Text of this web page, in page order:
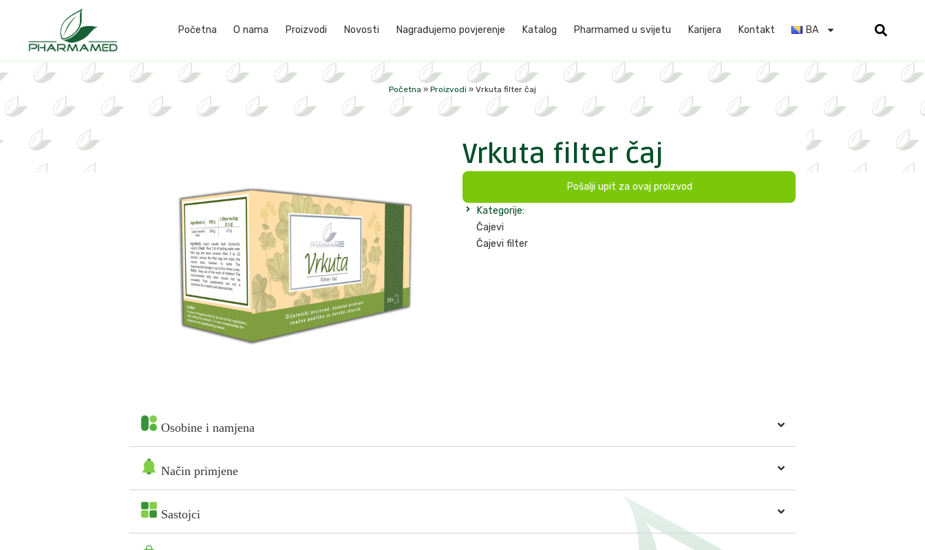
Početna O nama Proizvodi Novosti Nagrađujemo povjerenje Katalog Pharmamed u svijetu Karijera Kontakt BA
Početna » Proizvodi » Vrkuta filter čaj
Vrkuta filter čaj
Pošalji upit za ovaj proizvod
Kategorije:
Čajevi
Čajevi filter
Osobine i namjena
Način primjene
Sastojci